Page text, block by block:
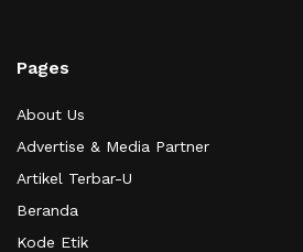
Pages
About Us
Advertise & Media Partner
Artikel Terbar-U
Beranda
Kode Etik